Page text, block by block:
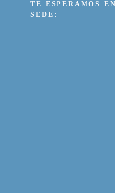
TE ESPERAMOS
SEDE: